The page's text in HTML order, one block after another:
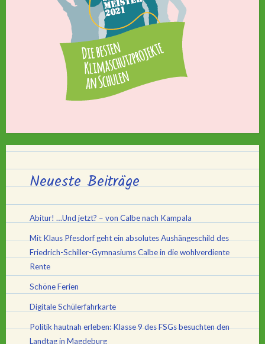
Neueste Beiträge
Abitur! …Und jetzt? – von Calbe nach Kampala
Mit Klaus Pfesdorf geht ein absolutes Aushängeschild des
Friedrich-Schiller-Gymnasiums Calbe in die wohlverdiente
Rente
Schöne Ferien
Digitale Schülerfahrkarte
Politik hautnah erleben: Klasse 9 des FSGs besuchten den
Landtag in Magdeburg